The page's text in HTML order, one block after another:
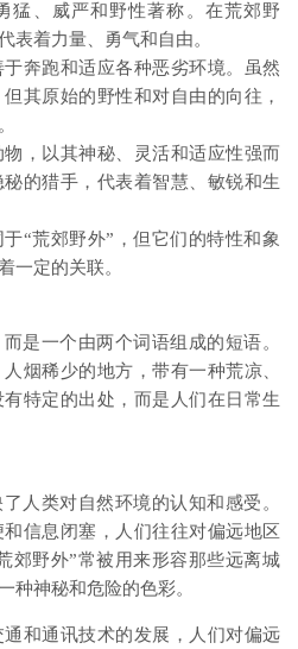
猛、威严和野性著称。在荒郊野
表着力量、勇气和自由。
奔跑和适应各种恶劣环境。虽然
其原始的野性和对自由的向往，
，以其神秘、灵活和适应性强而
的猎手，代表着智慧、敏锐和生
“荒郊野外”，但它们的特性和象
一定的关联。
是一个由两个词语组成的短语。
烟稀少的地方，带有一种荒凉、
特定的出处，而是人们在日常生
人类对自然环境的认知和感受。
信息闭塞，人们往往对偏远地区
郊野外”常被用来形容那些远离城
种神秘和危险的色彩。
和通讯技术的发展，人们对偏远